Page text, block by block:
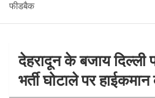
फीडबैक
देहरादून के बजाय दिल्ली
भर्ती घोटाले पर